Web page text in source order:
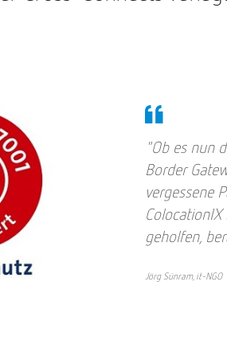
"Ob es nun
Border
vergessene
geholfen,
Jörg Sünram, it-NGO